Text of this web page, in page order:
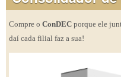
Compre o ConDEC porque ele
daí cada filial faz a sua!